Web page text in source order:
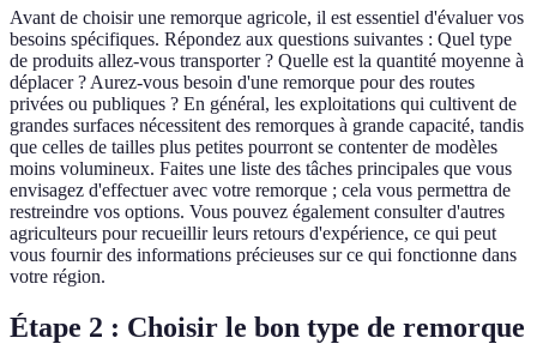
Avant de choisir une remorque agricole, il est essentiel d'évaluer vos
besoins spécifiques. Répondez aux questions suivantes : Quel type
de produits allez-vous transporter ? Quelle est la quantité moyenne à
déplacer ? Aurez-vous besoin d'une remorque pour des routes
privées ou publiques ? En général, les exploitations qui cultivent de
grandes surfaces nécessitent des remorques à grande capacité, tandis
que celles de tailles plus petites pourront se contenter de modèles
moins volumineux. Faites une liste des tâches principales que vous
envisagez d'effectuer avec votre remorque ; cela vous permettra de
restreindre vos options. Vous pouvez également consulter d'autres
agriculteurs pour recueillir leurs retours d'expérience, ce qui peut
vous fournir des informations précieuses sur ce qui fonctionne dans
votre région.
Étape 2 : Choisir le bon type de remorque